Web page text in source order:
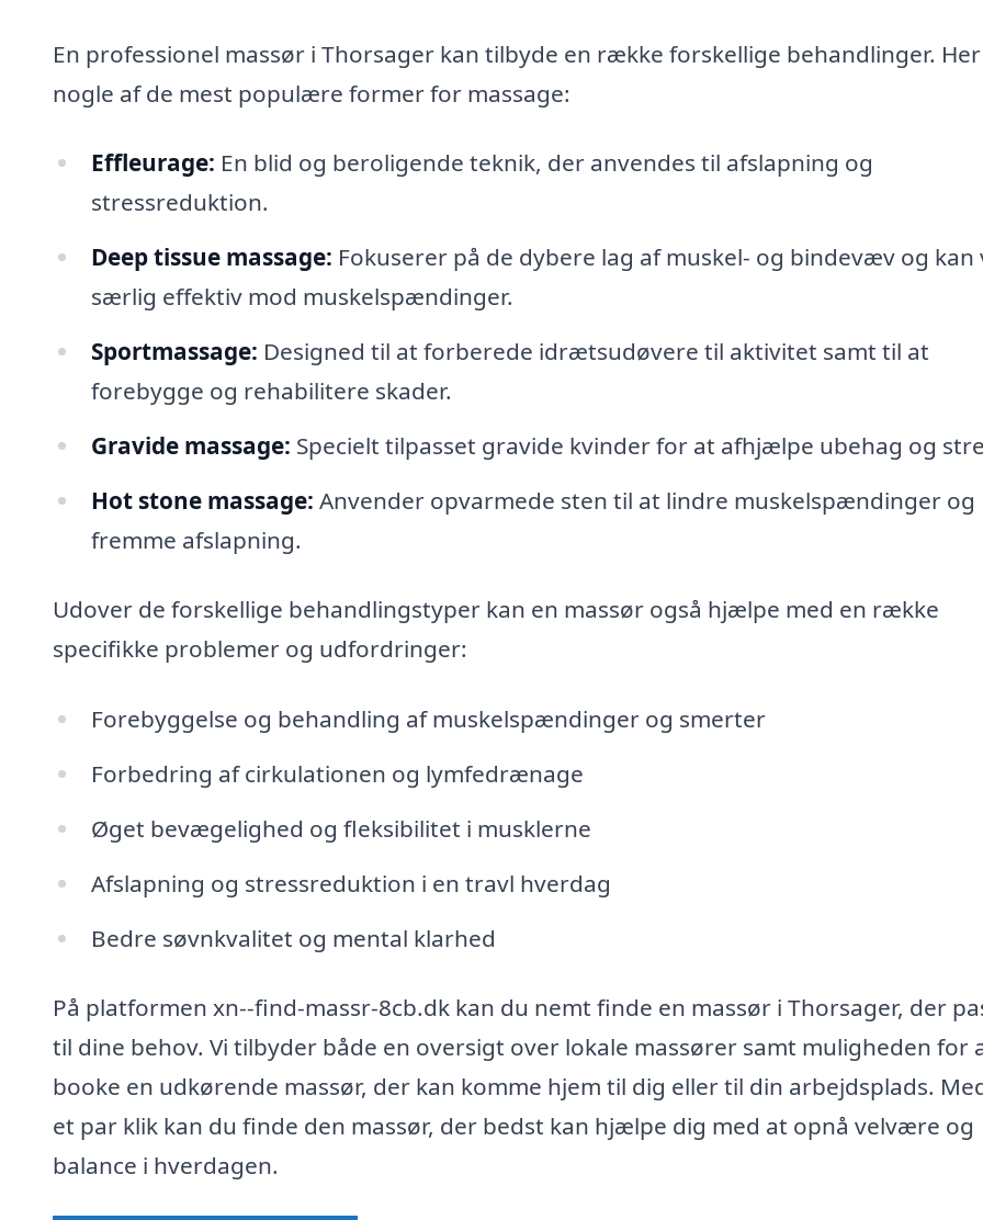
En professionel massør i Thorsager kan tilbyde en række forskellige behandlinger.
nogle af de mest populære former for massage:
Effleurage: En blid og beroligende teknik, der anvendes til afslapning og
stressreduktion.
Deep tissue massage: Fokuserer på de dybere lag af muskel- og bindevæv og
særlig effektiv mod muskelspændinger.
Sportmassage: Designed til at forberede idrætsudøvere til aktivitet samt til at
forebygge og rehabilitere skader.
Gravide massage: Specielt tilpasset gravide kvinder for at afhjælpe ubehag og
Hot stone massage: Anvender opvarmede sten til at lindre muskelspændinger og
fremme afslapning.
Udover de forskellige behandlingstyper kan en massør også hjælpe med en række
specifikke problemer og udfordringer:
Forebyggelse og behandling af muskelspændinger og smerter
Forbedring af cirkulationen og lymfedrænage
Øget bevægelighed og fleksibilitet i musklerne
Afslapning og stressreduktion i en travl hverdag
Bedre søvnkvalitet og mental klarhed
På platformen xn--find-massr-8cb.dk kan du nemt finde en massør i Thorsager, der
til dine behov. Vi tilbyder både en oversigt over lokale massører samt muligheden for
booke en udkørende massør, der kan komme hjem til dig eller til din arbejdsplads.
et par klik kan du finde den massør, der bedst kan hjælpe dig med at opnå velvære og
balance i hverdagen.